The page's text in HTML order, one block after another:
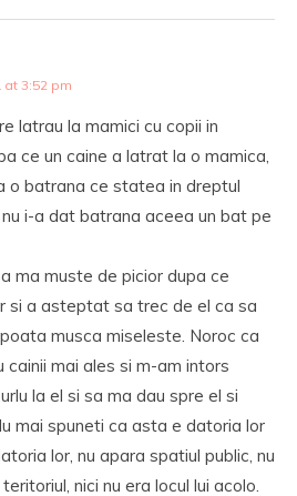
at 3:52 pm
latrau la mamici cu copii in
ce un caine a latrat la o mamica,
o batrana ce statea in dreptul
i-a dat batrana aceea un bat pe
ma muste de picior dupa ce
si a asteptat sa trec de el ca sa
musca miseleste. Noroc ca
mai ales si m-am intors
la el si sa ma dau spre el si
mai spuneti ca asta e datoria lor
lor, nu apara spatiul public, nu
nici nu era locul lui acolo.